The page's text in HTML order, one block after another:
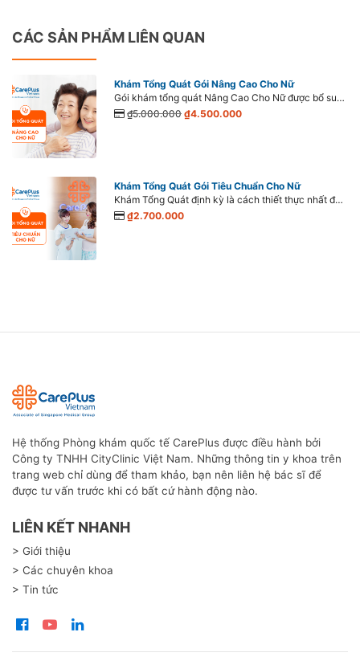
CÁC SẢN PHẨM LIÊN QUAN
Khám Tổng Quát Gói Nâng Cao Cho Nữ
Gói khám tổng quát Nâng Cao Cho Nữ được bổ sung thêm các hạng mục Tầm soát ung thư cổ tử cung (Liquid - Based Pap - PathTezt), xét nghiệm viêm gan siêu vi B, siêu âm tuyến giáp cùng các hạng mục khám chuyên sâu khác.
₫5.000.000 ₫4.500.000
Khám Tổng Quát Gói Tiêu Chuẩn Cho Nữ
Khám Tổng Quát định kỳ là cách thiết thực nhất để bảo vệ sức khỏe bản thân! Khám Tổng Quát định kỳ được khuyến khích mỗi năm một lần với người từ 16 tuổi trở lên đến dưới 50 tuổi có sức khỏe bình thường và 06 tháng một lần với người trên 50 tuổi.
₫2.700.000
Hệ thống Phòng khám quốc tế CarePlus được điều hành bởi
Công ty TNHH CityClinic Việt Nam. Những thông tin y khoa trên
trang web chỉ dùng để tham khảo, bạn nên liên hệ bác sĩ để
được tư vấn trước khi có bất cứ hành động nào.
LIÊN KẾT NHANH
> Giới thiệu
> Các chuyên khoa
> Tin tức